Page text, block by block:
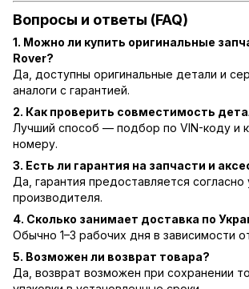
Вопросы и ответы (FAQ)
1. Можно ли купить оригинальные
Rover?
Да, доступны оригинальные детали и
аналоги с гарантией.
2. Как проверить совместимость
Лучший способ — подбор по VIN-коду и
номеру.
3. Есть ли гарантия на запчасти и
Да, гарантия предоставляется согласно
производителя.
4. Сколько занимает доставка по
Обычно 1–3 рабочих дня в зависимости
5. Возможен ли возврат товара?
Да, возврат возможен при сохранении